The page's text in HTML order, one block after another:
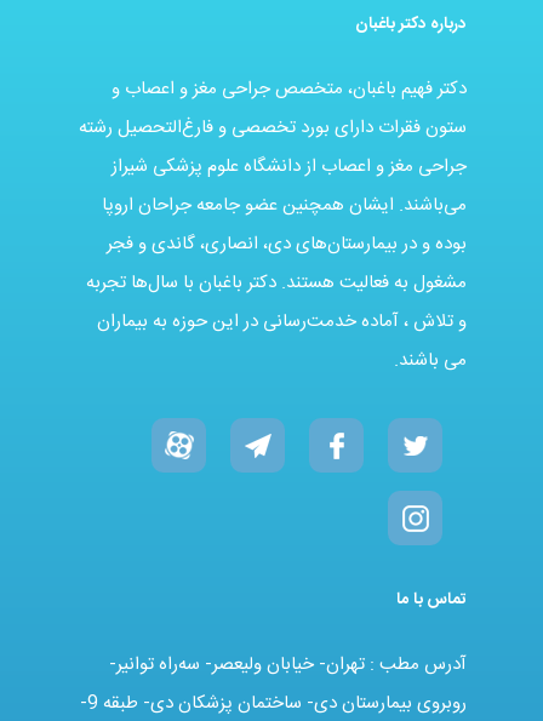
درباره دکتر باغبان
دکتر فهیم باغبان، متخصص جراحی مغز و اعصاب و
ستون فقرات دارای بورد تخصصی و فارغ‌التحصیل رشته
جراحی مغز و اعصاب از دانشگاه علوم پزشکی شیراز
می‌باشند. ایشان همچنین عضو جامعه جراحان اروپا
بوده و در بیمارستان‌های دی، انصاری، گاندی و فجر
مشغول به فعالیت هستند. دکتر باغبان با سال‌ها تجربه
و تلاش ، آماده خدمت‌رسانی در این حوزه به بیماران
می باشند.
تماس با ما
آدرس مطب : تهران- خیابان ولیعصر- سه‌راه توانیر-
روبروی بیمارستان دی- ساختمان پزشکان دی- طبقه 9-